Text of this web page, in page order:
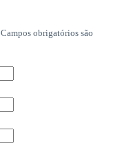
Campos obrigatórios são